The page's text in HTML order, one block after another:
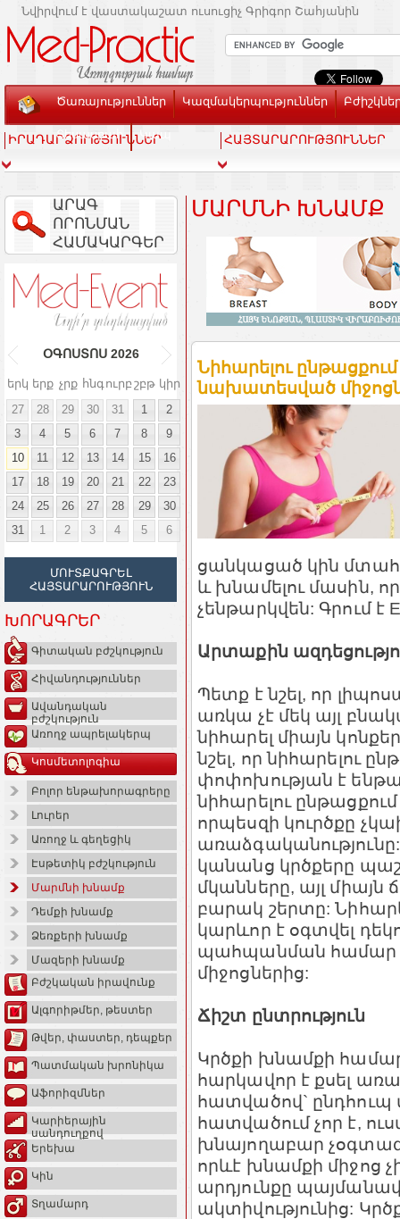
Նվիրվում է վաստակաշատ ուսուցիչ Գրիգոր Շահյանին
Ծառայություններ Կազմակերպություններ
Տեսասրահ Կապ
ԻՐԱԴԱՐՁՈՒԹՅՈՒՆՆԵՐ ՀԱՅՏԱՐԱՐՈՒԹՅՈՒՆՆԵՐ
ԱՐԱԳ
ՈՐՈՆՄԱՆ
ՀԱՄԱԿԱՐԳԵՐ
ՕԳՈՍՏՈՍ 2026
երկ երք չրք հնգուրբ շբթ կիր
27
28 29 30 31 1
2
3
4 5 6 7 8
9
10
11 12 13 14 15
16
17
18 19 20 21 22
23
24
25 26 27 28 29
30
31
1 2 3 4 5 6
ՄՈՒՏՔԱԳՐԵԼ
ՀԱՅՏԱՐԱՐՈՒԹՅՈՒՆ
ԽՈՐԱԳՐԵՐ
Գիտական բժշկություն
Հիվանդություններ
Ավանդական
բժշկություն
Առողջ ապրելակերպ
Կոսմետոլոգիա
Բոլոր ենթախորագրերը
Լուրեր
Առողջ և գեղեցիկ
Էսթետիկ բժշկություն
Մարմնի խնամք
Դեմքի խնամք
Ձեռքերի խնամք
Մազերի խնամք
Բժշկական իրավունք
Ալգորիթմեր, թեստեր
Թվեր, փաստեր, դեպքեր
Պատմական խրոնիկա
Աֆորիզմներ
Կարիերային
սանդուղքով
Երեխա
Կին
Տղամարդ
ՄԱՐՄՆԻ ԽՆԱՄՔ
Նիհարելու
նախատեսված
ցանկացած կին
և խնամելու մասին,
չենթարկվեն: Գրում է
Արտաքին
Պետք է նշել, որ
առկա չէ մեկ այլ
նիհարել միայն
նշել, որ նիհարելու
փոփոխության է
նիհարելու
որպեսզի կուրծքը
առաձգականությունը:
կանանց կրծքերը
մկանները, այլ միայն
բարակ շերտը:
կարևոր է օգտվել
պահպանման
միջոցներից:
Ճիշտ ընտրություն
Կրծքի խնամքի
հարկավոր է քսել
հատվածով` ընդհուպ
հատվածում չոր է,
խնայողաբար
որևէ խնամքի միջոց
արդյունքը
ակտիվությունից: